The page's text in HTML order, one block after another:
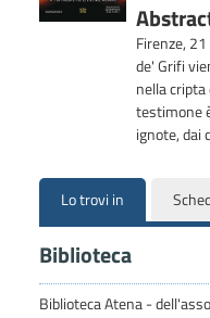
Firenze,
de' Grifi
nella cripta
testimone
ignote, dai
Lo trovi in
Biblioteca
Biblioteca Atena -